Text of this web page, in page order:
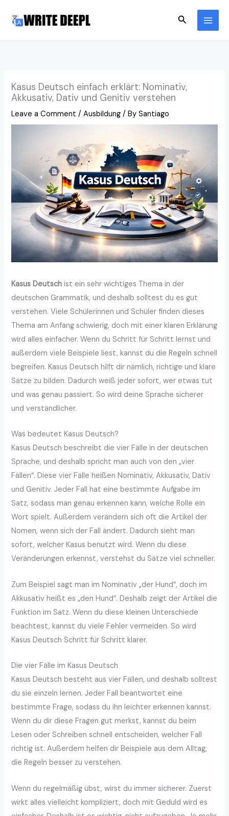
Search
Kasus Deutsch einfach erklärt: Nominativ,
Akkusativ, Dativ und Genitiv verstehen
Leave a Comment /Ausbildung / BySantiago
Kasus Deutsch ist ein sehr wichtiges Thema in der
deutschen Grammatik, und deshalb solltest du es gut
verstehen. Viele Schülerinnen und Schüler finden dieses
Thema am Anfang schwierig, doch mit einer klaren Erklärung
wird alles einfacher. Wenn du Schritt für Schritt lernst und
außerdem viele Beispiele liest, kannst du die Regeln schnell
begreifen. Kasus Deutsch hilft dir nämlich, richtige und klare
Sätze zu bilden. Dadurch weiß jeder sofort, wer etwas tut
und was genau passiert. So wird deine Sprache sicherer
und verständlicher.
Was bedeutet Kasus Deutsch?
Kasus Deutsch beschreibt die vier Fälle in der deutschen
Sprache, und deshalb spricht man auch von den „vier
Fällen“. Diese vier Fälle heißen Nominativ, Akkusativ, Dativ
und Genitiv. Jeder Fall hat eine bestimmte Aufgabe im
Satz, sodass man genau erkennen kann, welche Rolle ein
Wort spielt. Außerdem verändern sich oft die Artikel der
Nomen, wenn sich der Fall ändert. Dadurch sieht man
sofort, welcher Kasus benutzt wird. Wenn du diese
Veränderungen erkennst, verstehst du Sätze viel schneller.
Zum Beispiel sagt man im Nominativ „der Hund“, doch im
Akkusativ heißt es „den Hund“. Deshalb zeigt der Artikel die
Funktion im Satz. Wenn du diese kleinen Unterschiede
beachtest, kannst du viele Fehler vermeiden. So wird
Kasus Deutsch Schritt für Schritt klarer.
Die vier Fälle im Kasus Deutsch
Kasus Deutsch besteht aus vier Fällen, und deshalb solltest
du sie einzeln lernen. Jeder Fall beantwortet eine
bestimmte Frage, sodass du ihn leichter erkennen kannst.
Wenn du dir diese Fragen gut merkst, kannst du beim
Lesen oder Schreiben schnell entscheiden, welcher Fall
richtig ist. Außerdem helfen dir Beispiele aus dem Alltag,
die Regeln besser zu verstehen.
Wenn du regelmäßig übst, wirst du immer sicherer. Zuerst
wirkt alles vielleicht kompliziert, doch mit Geduld wird es